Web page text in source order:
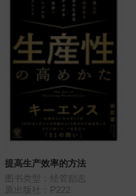
提高生产效率的方法
图书类型：经管励志
原出版社：P222